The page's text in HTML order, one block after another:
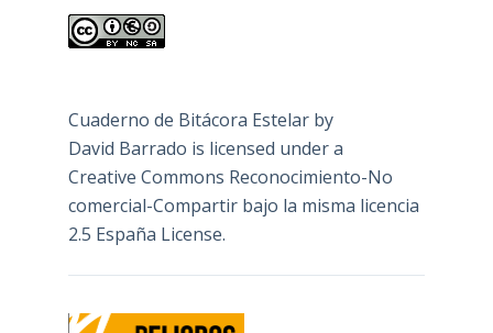
Cuaderno de Bitácora Estelarby
David Barrado is licensed under a
Creative Commons Reconocimiento-No
comercial-Compartir bajo la misma licencia
2.5 España License.